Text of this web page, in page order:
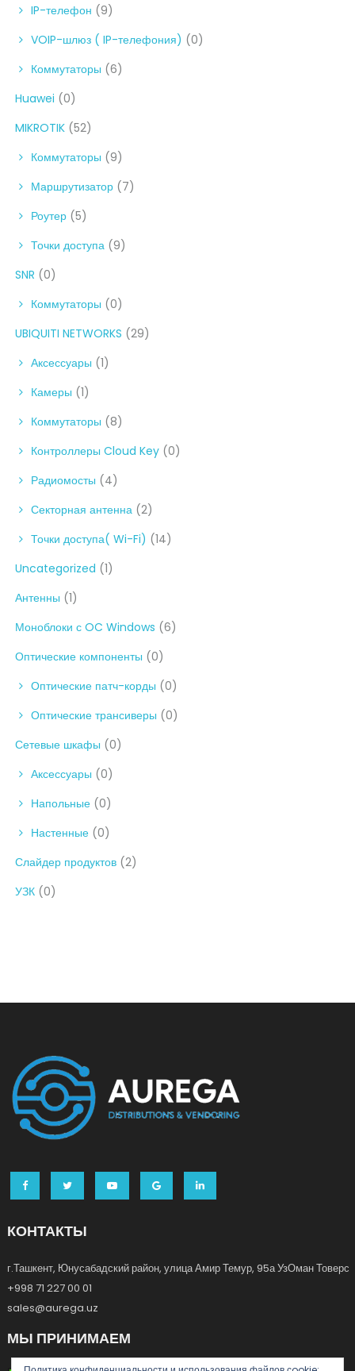
IP-телефон (9)
VOIP-шлюз ( IP-телефония) (0)
Коммутаторы (6)
Huawei (0)
MIKROTIK (52)
Коммутаторы (9)
Маршрутизатор (7)
Роутер (5)
Точки доступа (9)
SNR (0)
Коммутаторы (0)
UBIQUITI NETWORKS (29)
Аксессуары (1)
Камеры (1)
Коммутаторы (8)
Контроллеры Cloud Key (0)
Радиомосты (4)
Секторная антенна (2)
Точки доступа( Wi-Fi) (14)
Uncategorized (1)
Антенны (1)
Моноблоки с OC Windows (6)
Оптические компоненты (0)
Оптические патч-корды (0)
Оптические трансиверы (0)
Сетевые шкафы (0)
Аксессуары (0)
Напольные (0)
Настенные (0)
Слайдер продуктов (2)
УЗК (0)
КОНТАКТЫ
г.Ташкент, Юнусабадский район, улица Амир Темур, 95а УзОман Товерс
+998 71 227 00 01
sales@aurega.uz
МЫ ПРИНИМАЕМ